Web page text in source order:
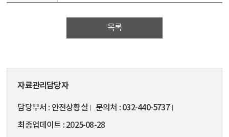
목록
자료관리담당자
담당부서 안전상황실 문의처
032-440-5737
최종업데이트
2025-08-28